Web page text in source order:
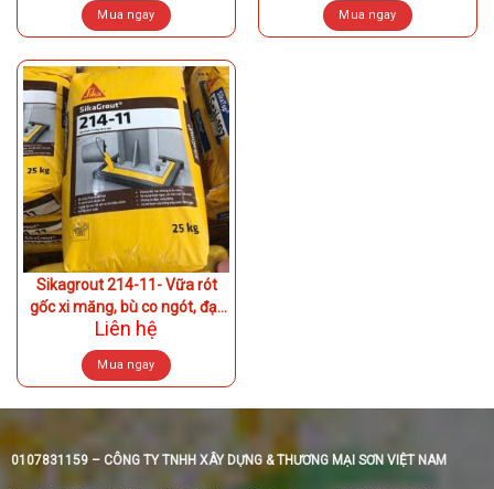
Mua ngay Mua ngay
Sikagrout 214-11- Vữa rót
gốc xi măng, bù co ngót, đạt
cường độ cao sớm
Liên hệ
Mua ngay
0107831159 – CÔNG TY TNHH XÂY DỰNG & THƯƠNG MẠI SƠN VIỆT NAM